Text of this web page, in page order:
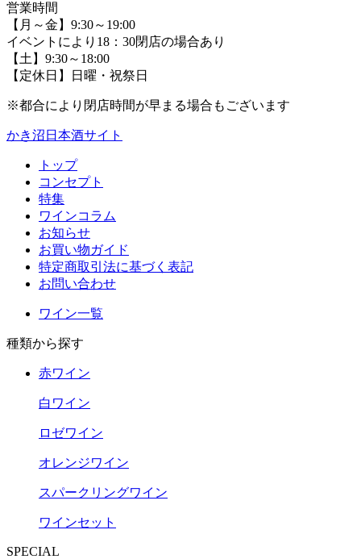
営業時間
【月～金】9:30～19:00
イベントにより18：30閉店の場合あり
【土】9:30～18:00
【定休日】日曜・祝祭日
※都合により閉店時間が早まる場合もございます
かき沼日本酒サイト
トップ
コンセプト
特集
ワインコラム
お知らせ
お買い物ガイド
特定商取引法に基づく表記
お問い合わせ
ワイン一覧
種類から探す
赤ワイン
白ワイン
ロゼワイン
オレンジワイン
スパークリングワイン
ワインセット
SPECIAL